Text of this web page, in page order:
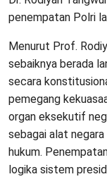
penempatan Polri
Menurut Prof.
sebaiknya berada
secara
pemegang
organ eksekutif
sebagai alat
hukum.
logika sistem